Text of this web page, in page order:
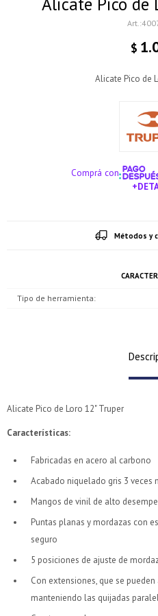
$
Alicate Pico de
Comprá con
Métodos y
Tipo de herramienta
Alicate Pico de Loro 12" Truper
Características:
Fabricadas en acero al carbono
Acabado niquelado gris 3 veces
Mangos de vinil de alto
Puntas planas y mordazas con
seguro
5 posiciones de ajuste de
Con extensiones, que se
manteniendo las quijadas
Comprá
Después,
¡Sumate a la forma
* sujeto
Verifica si estás
Comprá
Después,
¡Sumate a la forma
* sujeto
Verifica si estás